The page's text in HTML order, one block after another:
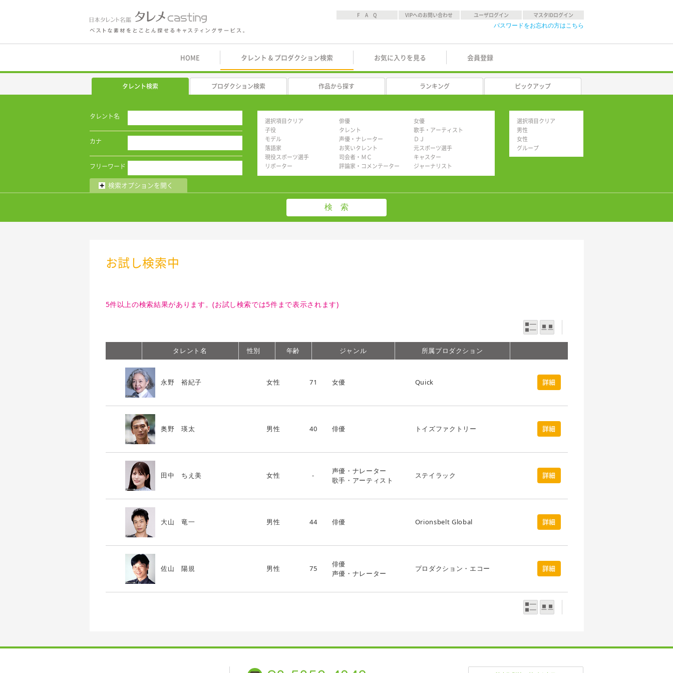
F A Q VIPへのお問い合わせ ユーザログイン マスタIDログイン
パスワードをお忘れの方はこちら
HOME タレント & プロダクション検索 お気に入りを見る 会員登録
タレント検索 プロダクション検索 作品から探す ランキング ピックアップ
タレント名
カナ
フリーワード
選択項目クリア 俳優
女優
子役
タレント
歌手・アーティスト
モデル
声優・ナレーター
ＤＪ
落語家
お笑いタレント
元スポーツ選手
現役スポーツ選手
司会者・ＭＣ
キャスター
リポーター
評論家・コメンテーター ジャーナリスト
選択項目クリア
男性
女性
グループ
検索オプションを開く
お試し検索中
5件以上の検索結果があります。(お試し検索では5件まで表示されます)
一覧表示写真表示
タレント名 性別 年齢 ジャンル 所属プロダクション
永野 裕紀子 女性 71 女優 Quick 詳細
奥野 瑛太 男性 40 俳優 トイズファクトリー 詳細
田中 ちえ美 女性 -
声優・ナレーター
歌手・アーティスト
ステイラック 詳細
大山 竜一 男性 44 俳優 Orionsbelt Global 詳細
佐山 陽規 男性 75
俳優
声優・ナレーター
プロダクション・エコー 詳細
一覧表示写真表示